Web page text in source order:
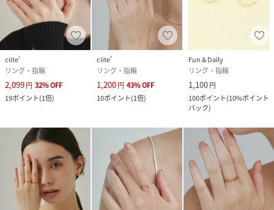
ciite'
リング・指輪
2,099円 32%OFF
19ポイント(1倍)
ciite'
リング・指輪
1,200円 43%OFF
10ポイント(1倍)
Fun & Daily
リング・指輪
1,100円
100ポイント(10%ポイント
バック)